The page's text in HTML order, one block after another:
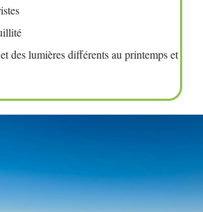
des lumières différents au printemps et